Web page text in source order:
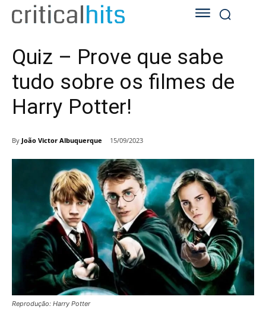
Quiz – Prove que sabe
tudo sobre os filmes de
Harry Potter!
By João Victor Albuquerque 15/09/2023
Reprodução: Harry Potter